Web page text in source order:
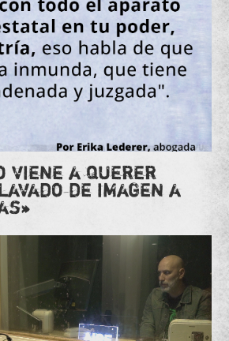
viene a querer
de imagen a